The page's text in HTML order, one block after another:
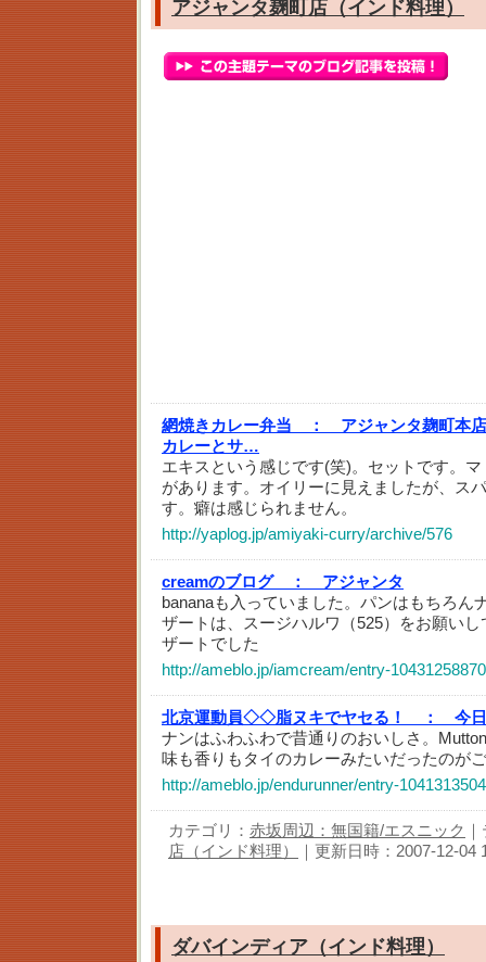
アジャンタ麹町店（インド料理）
網焼きカレー弁当 ：
アジャンタ麹町本
カレーとサ…
エキスという感じです(笑)。セットです。
があります。オイリーに見えましたが、ス
す。癖は感じられません。
http://yaplog.jp/amiyaki-curry/archive/576
creamのブログ ：
アジャンタ
bananaも入っていました。パンはもちろ
ザートは、スージハルワ（525）をお願い
ザートでした
http://ameblo.jp/iamcream/entry-
北京運動員◇◇脂ヌキでヤセる！ ：
今
ナンはふわふわで昔通りのおいしさ。
味も香りもタイのカレーみたいだったのが
http://ameblo.jp/endurunner/entry-
カテゴリ： 赤坂周辺：無国籍/エスニック
店（インド料理）
｜更新日時：2007-12-04
ダバインディア（インド料理）